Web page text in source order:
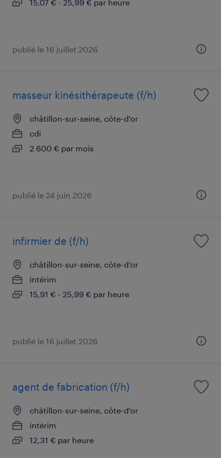
15,07 € - 25,99 € par heure
publié le 16 juillet 2026
masseur kinésithérapeute (f/h)
châtillon-sur-seine, côte-d'or
cdi
2 600 € par mois
publié le 24 juin 2026
infirmier de (f/h)
châtillon-sur-seine, côte-d'or
intérim
15,91 € - 25,99 € par heure
publié le 16 juillet 2026
agent de fabrication (f/h)
châtillon-sur-seine, côte-d'or
intérim
12,31 € par heure